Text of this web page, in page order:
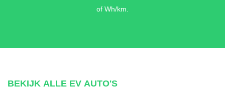
€ 700,-
of Wh/km.
BEKIJK ALLE EV AUTO'S